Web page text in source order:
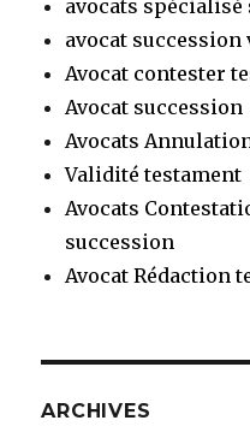
avocats
avocat succession
Avocat contester
Avocat succession
Avocats
Validité testament
Avocats
succession
Avocat Rédaction
ARCHIVES